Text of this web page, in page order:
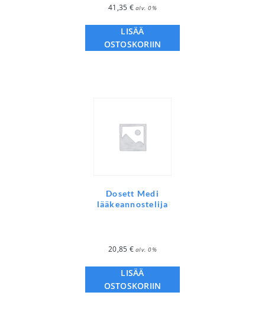
41,35 € alv. 0%
LISÄÄ
OSTOSKORIIN
Dosett Medi
lääkeannostelija
20,85 € alv. 0%
LISÄÄ
OSTOSKORIIN